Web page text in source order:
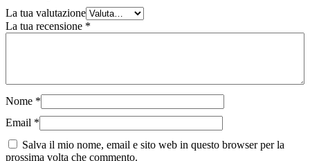
La tua valutazione
La tua recensione *
Nome *
Email *
Salva il mio nome, email e sito web in questo browser per la
prossima volta che commento.